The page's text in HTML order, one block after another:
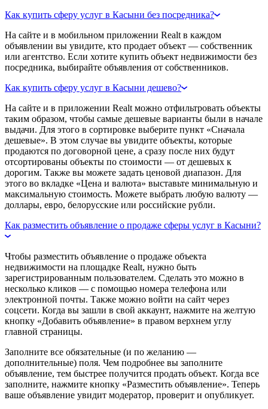
Как купить сферу услуг в Касыни без посредника?
На сайте и в мобильном приложении Realt в каждом
объявлении вы увидите, кто продает объект — собственник
или агентство. Если хотите купить объект недвижимости без
посредника, выбирайте объявления от собственников.
Как купить сферу услуг в Касыни дешево?
На сайте и в приложении Realt можно отфильтровать объекты
таким образом, чтобы самые дешевые варианты были в начале
выдачи. Для этого в сортировке выберите пункт «Сначала
дешевые». В этом случае вы увидите объекты, которые
продаются по договорной цене, а сразу после них будут
отсортированы объекты по стоимости — от дешевых к
дорогим. Также вы можете задать ценовой диапазон. Для
этого во вкладке «Цена и валюта» выставьте минимальную и
максимальную стоимость. Можете выбрать любую валюту —
доллары, евро, белорусские или российские рубли.
Как разместить объявление о продаже сферы услуг в Касыни?
Чтобы разместить объявление о продаже объекта
недвижимости на площадке Realt, нужно быть
зарегистрированным пользователем. Сделать это можно в
несколько кликов — с помощью номера телефона или
электронной почты. Также можно войти на сайт через
соцсети. Когда вы зашли в свой аккаунт, нажмите на желтую
кнопку «Добавить объявление» в правом верхнем углу
главной страницы.
Заполните все обязательные (и по желанию —
дополнительные) поля. Чем подробнее вы заполните
объявление, тем быстрее получится продать объект. Когда все
заполните, нажмите кнопку «Разместить объявление». Теперь
ваше объявление увидит модератор, проверит и опубликует.